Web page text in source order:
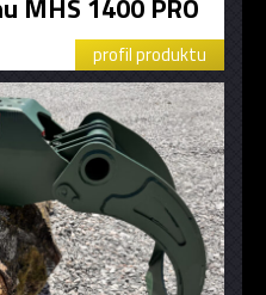
profil produktu